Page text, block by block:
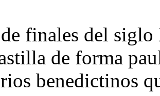
finales del
de forma
benedictinos